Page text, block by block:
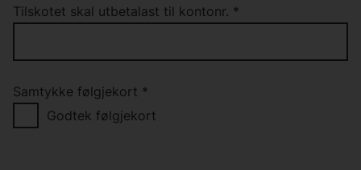
Tilskotet skal utbetalast til kontonr. *
Samtykke følgjekort *
Godtek følgjekort